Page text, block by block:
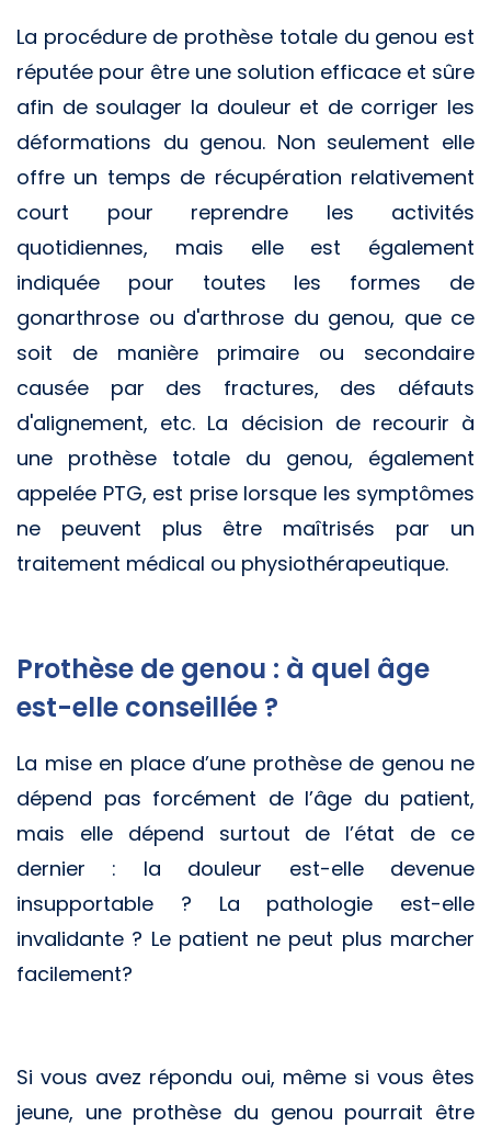
La procédure de prothèse totale du genou est
réputée pour être une solution efficace et sûre
afin de soulager la douleur et de corriger les
déformations du genou. Non seulement elle
offre un temps de récupération relativement
court pour reprendre les activités
quotidiennes, mais elle est également
indiquée pour toutes les formes de
gonarthrose ou d'arthrose du genou, que ce
soit de manière primaire ou secondaire
causée par des fractures, des défauts
d'alignement, etc. La décision de recourir à
une prothèse totale du genou, également
appelée PTG, est prise lorsque les symptômes
ne peuvent plus être maîtrisés par un
traitement médical ou physiothérapeutique.
Prothèse de genou : à quel âge
est-elle conseillée ?
La mise en place d’une prothèse de genou ne
dépend pas forcément de l’âge du patient,
mais elle dépend surtout de l’état de ce
dernier : la douleur est-elle devenue
insupportable ? La pathologie est-elle
invalidante ? Le patient ne peut plus marcher
facilement?
Si vous avez répondu oui, même si vous êtes
jeune, une prothèse du genou pourrait être